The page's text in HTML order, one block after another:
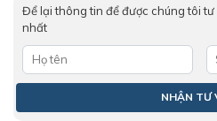
Để lại thông tin để được chúng tôi
nhất